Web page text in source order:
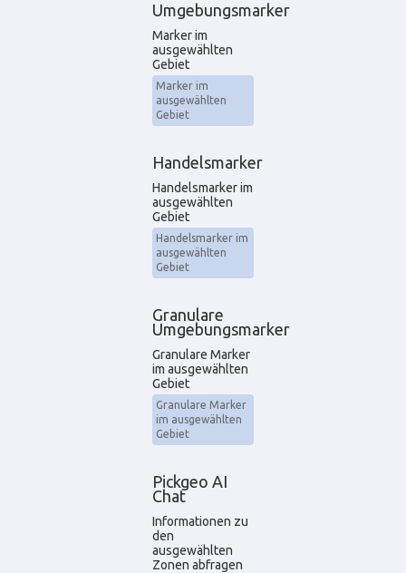
Umgebungsmarker
Marker im
ausgewählten
Gebiet
Marker im
ausgewählten
Gebiet
Handelsmarker
Handelsmarker im
ausgewählten
Gebiet
Handelsmarker im
ausgewählten
Gebiet
Granulare
Umgebungsmarker
Granulare Marker
im ausgewählten
Gebiet
Granulare Marker
im ausgewählten
Gebiet
Pickgeo AI
Chat
Informationen zu
den
ausgewählten
Zonen abfragen